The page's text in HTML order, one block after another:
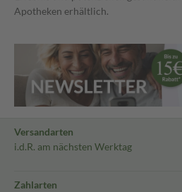
Apotheken erhältlich.
Versandarten
i.d.R. am nächsten Werktag
Zahlarten